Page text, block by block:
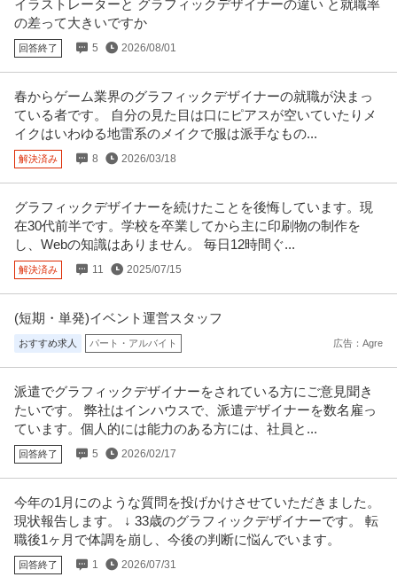
年収300万円〜400万円
【職種】不動産＞不動産・マンション・ビル管理 【業種】建設＞内装・リフ
ォーム・インテリア ※会員属…続きを見る
提供：ビズリーチ
この条件の求人をもっと見る
イラストレーターと グラフィックデザイナーの違い と就職率
の差って大きいですか
回答終了 5 2026/08/01
春からゲーム業界のグラフィックデザイナーの就職が決まっ
ている者です。 自分の見た目は口にピアスが空いていたりメ
イクはいわゆる地雷系のメイクで服は派手なもの...
解決済み 8 2026/03/18
グラフィックデザイナーを続けたことを後悔しています。現
在30代前半です。学校を卒業してから主に印刷物の制作を
し、Webの知識はありません。 毎日12時間ぐ...
解決済み 11 2025/07/15
(短期・単発)イベント運営スタッフ
おすすめ求人 パート・アルバイト 広告：Agre
派遣でグラフィックデザイナーをされている方にご意見聞き
たいです。 弊社はインハウスで、派遣デザイナーを数名雇っ
ています。個人的には能力のある方には、社員と...
回答終了 5 2026/02/17
今年の1月にのような質問を投げかけさせていただきました。
現状報告します。 ↓ 33歳のグラフィックデザイナーです。 転
職後1ヶ月で体調を崩し、今後の判断に悩んでいます。
回答終了 1 2026/07/31